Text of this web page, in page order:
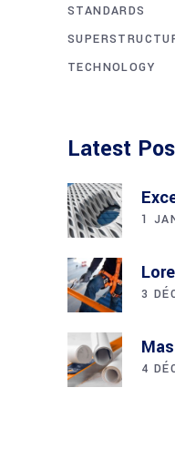
STANDARDS
TECHNOLOGY
Latest
1
3
4